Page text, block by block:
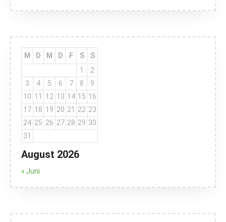
August 2026
M D M D F S
S
1
2
3
4 5 6 7 8
9
10 11 12 13 14 15 16
17 18 19 20 21 22 23
24 25 26 27 28 29 30
31
« Juni